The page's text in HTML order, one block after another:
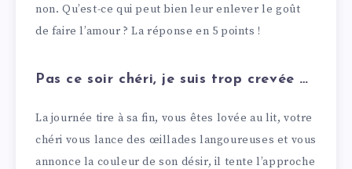
non. Qu’est-ce qui peut bien leur enlever le goût
de faire l’amour ? La réponse en 5 points !
Pas ce soir chéri, je suis trop crevée …
La journée tire à sa fin, vous êtes lovée au lit, votre
chéri vous lance des œillades langoureuses et vous
annonce la couleur de son désir, il tente l’approche